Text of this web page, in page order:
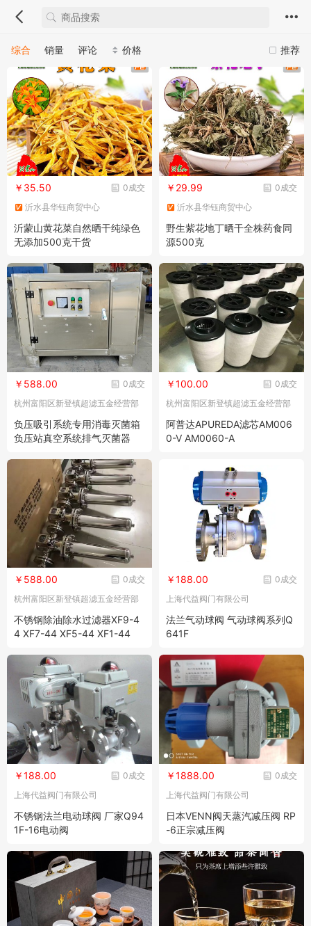
推荐
综合 销量 评论 价格
0成交
￥35.50
沂水县华钰商贸中心
沂蒙山黄花菜自然晒干纯绿色
无添加500克干货
0成交
￥29.99
沂水县华钰商贸中心
野生紫花地丁晒干全株药食同
源500克
0成交
￥588.00
杭州富阳区新登镇超滤五金经营部
负压吸引系统专用消毒灭菌箱
负压站真空系统排气灭菌器
0成交
￥100.00
杭州富阳区新登镇超滤五金经营部
阿普达APUREDA滤芯AM006
0-V AM0060-A
0成交
￥588.00
杭州富阳区新登镇超滤五金经营部
不锈钢除油除水过滤器XF9-4
4 XF7-44 XF5-44 XF1-44
0成交
￥188.00
上海代益阀门有限公司
法兰气动球阀 气动球阀系列Q
641F
0成交
￥188.00
上海代益阀门有限公司
不锈钢法兰电动球阀 厂家Q94
1F-16电动阀
0成交
￥1888.00
上海代益阀门有限公司
日本VENN阀天蒸汽减压阀 RP
-6正宗减压阀